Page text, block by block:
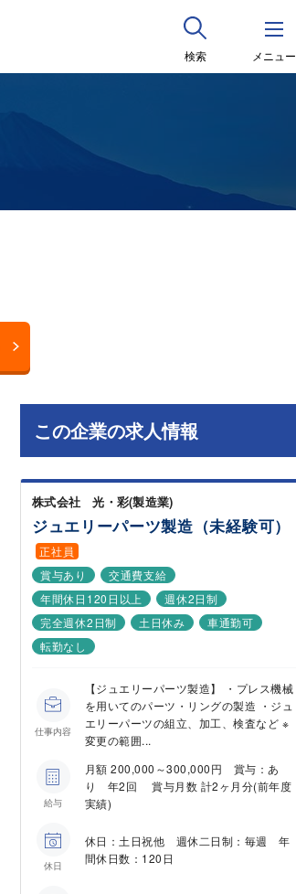
検索 メニュー
この企業の求人情報
株式会社 光・彩(製造業)
ジュエリーパーツ製造（未経験可）
正社員
賞与あり
交通費支給
年間休日120日以上
週休2日制
完全週休2日制
土日休み
車通勤可
転勤なし
仕事内容
【ジュエリーパーツ製造】 ・プレス機械
を用いてのパーツ・リングの製造 ・ジュ
エリーパーツの組立、加工、検査など ※
変更の範囲...
給与
月額 200,000～300,000円 賞与：あ
り 年2回 賞与月数 計2ヶ月分(前年度
実績)
休日
休日：土日祝他 週休二日制：毎週 年
間休日数：120日